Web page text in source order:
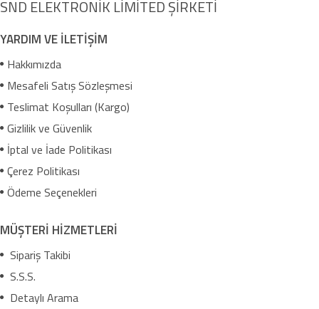
SND ELEKTRONİK LİMİTED ŞİRKETİ
YARDIM VE İLETİŞİM
Hakkımızda
Mesafeli Satış Sözleşmesi
Teslimat Koşulları (Kargo)
Gizlilik ve Güvenlik
İptal ve İade Politikası
Çerez Politikası
Ödeme Seçenekleri
MÜŞTERİ HİZMETLERİ
Sipariş Takibi
S.S.S.
Detaylı Arama